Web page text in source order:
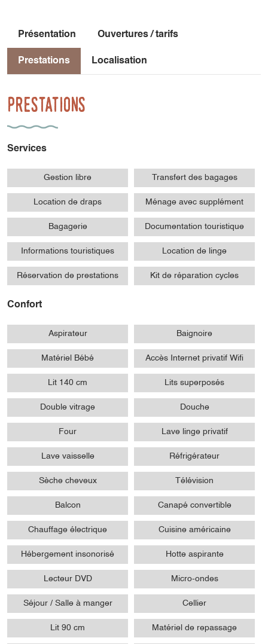
Présentation Ouvertures / tarifs
Prestations Localisation
Prestations
Services
Gestion libre Transfert des bagages
Location de draps Ménage avec supplément
Bagagerie Documentation touristique
Informations touristiques Location de linge
Réservation de prestations Kit de réparation cycles
Confort
Aspirateur Baignoire
Matériel Bébé Accès Internet privatif Wifi
Lit 140 cm Lits superposés
Double vitrage Douche
Four Lave linge privatif
Lave vaisselle Réfrigérateur
Sèche cheveux Télévision
Balcon Canapé convertible
Chauffage électrique Cuisine américaine
Hébergement insonorisé Hotte aspirante
Lecteur DVD Micro-ondes
Séjour / Salle à manger Cellier
Lit 90 cm Matériel de repassage